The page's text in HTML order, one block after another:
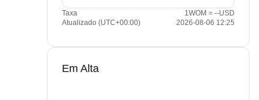
Taxa
1WOM = --USD
Atualizado (UTC+00:00)
2026-08-06 12:25
Em Alta